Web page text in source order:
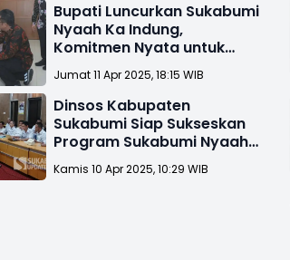
Bupati Luncurkan Sukabumi
Nyaah Ka Indung,
Komitmen Nyata untuk
Kaum Perempuan
Jumat 11 Apr 2025, 18:15 WIB
Dinsos Kabupaten
Sukabumi Siap Sukseskan
Program Sukabumi Nyaah
Ka Indung
Kamis 10 Apr 2025, 10:29 WIB